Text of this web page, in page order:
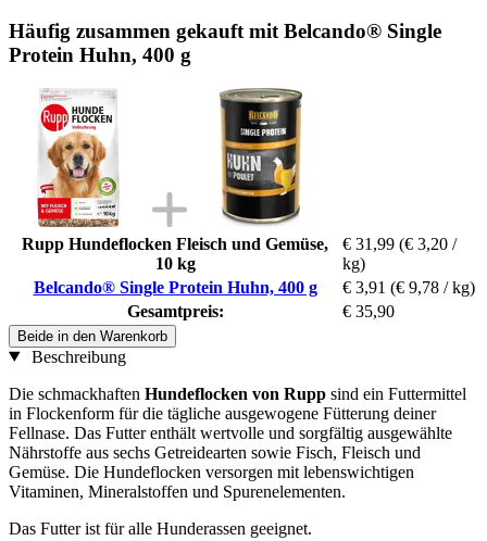
Häufig zusammen gekauft mit Belcando® Single
Protein Huhn, 400 g
Rupp Hundeflocken Fleisch und Gemüse,
10 kg
€ 31,99 (€ 3,20 /
kg)
Belcando® Single Protein Huhn, 400 g
€ 3,91 (€ 9,78 / kg)
Gesamtpreis:
€ 35,90
Beide in den Warenkorb
Beschreibung
Die schmackhaften Hundeflocken von Rupp sind ein Futtermittel
in Flockenform für die tägliche ausgewogene Fütterung deiner
Fellnase. Das Futter enthält wertvolle und sorgfältig ausgewählte
Nährstoffe aus sechs Getreidearten sowie Fisch, Fleisch und
Gemüse. Die Hundeflocken versorgen mit lebenswichtigen
Vitaminen, Mineralstoffen und Spurenelementen.
Das Futter ist für alle Hunderassen geeignet.